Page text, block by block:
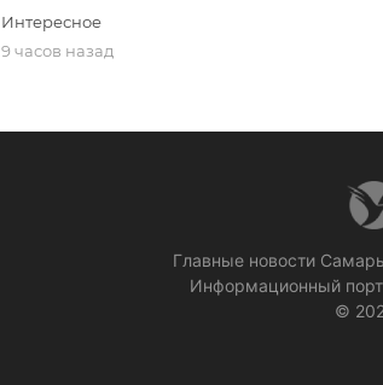
Интересное
9 часов назад
Главные новости
Информационный
©